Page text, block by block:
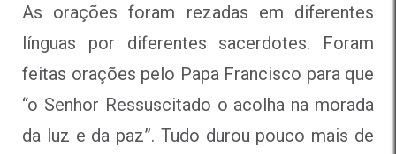
As orações foram rezadas em diferentes
línguas por diferentes sacerdotes. Foram
feitas orações pelo Papa Francisco para que
“o Senhor Ressuscitado o acolha na morada
da luz e da paz”. Tudo durou pouco mais de